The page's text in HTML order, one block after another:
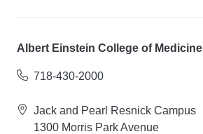
Albert Einstein College of Medicine
718-430-2000
Jack and Pearl Resnick Campus
1300 Morris Park Avenue